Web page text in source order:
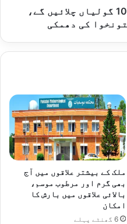
تم ایک گولی چلاؤ گے ہم 10 گولیاں چلائیں گے،
کی دھمکی
ملک کے بیشتر علاقوں میں آج
بھی گرم اور مرطوب موسم،
بالائی علاقوں میں بارش کا
امکان
6 گھنٹے پہلے